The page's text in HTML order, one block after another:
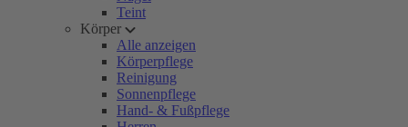
Teint
Körper
Alle anzeigen
Körperpflege
Reinigung
Sonnenpflege
Hand- & Fußpflege